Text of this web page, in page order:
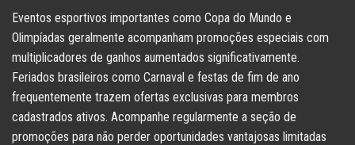
Eventos esportivos importantes como Copa do Mundo e
Olimpíadas geralmente acompanham promoções especiais com
multiplicadores de ganhos aumentados significativamente.
Feriados brasileiros como Carnaval e festas de fim de ano
frequentemente trazem ofertas exclusivas para membros
cadastrados ativos. Acompanhe regularmente a seção de
promoções para não perder oportunidades vantajosas limitadas